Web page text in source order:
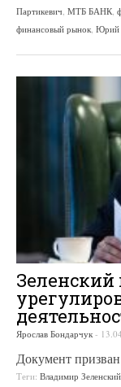
Партикевич МТБ БАНК
финансовый рынок Юрий
Зеленский
Ярослав Бондарчук -
Документ
Теги: Владимир Зеленский